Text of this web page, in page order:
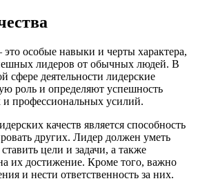
особые навыки и черты характера,
лидеров от обычных людей. В
сфере деятельности лидерские
роль и определяют успешность
и профессиональных усилий.
качеств является способность
других. Лидер должен уметь
цели и задачи, а также
их достижение. Кроме того, важно
и нести ответственность за них.